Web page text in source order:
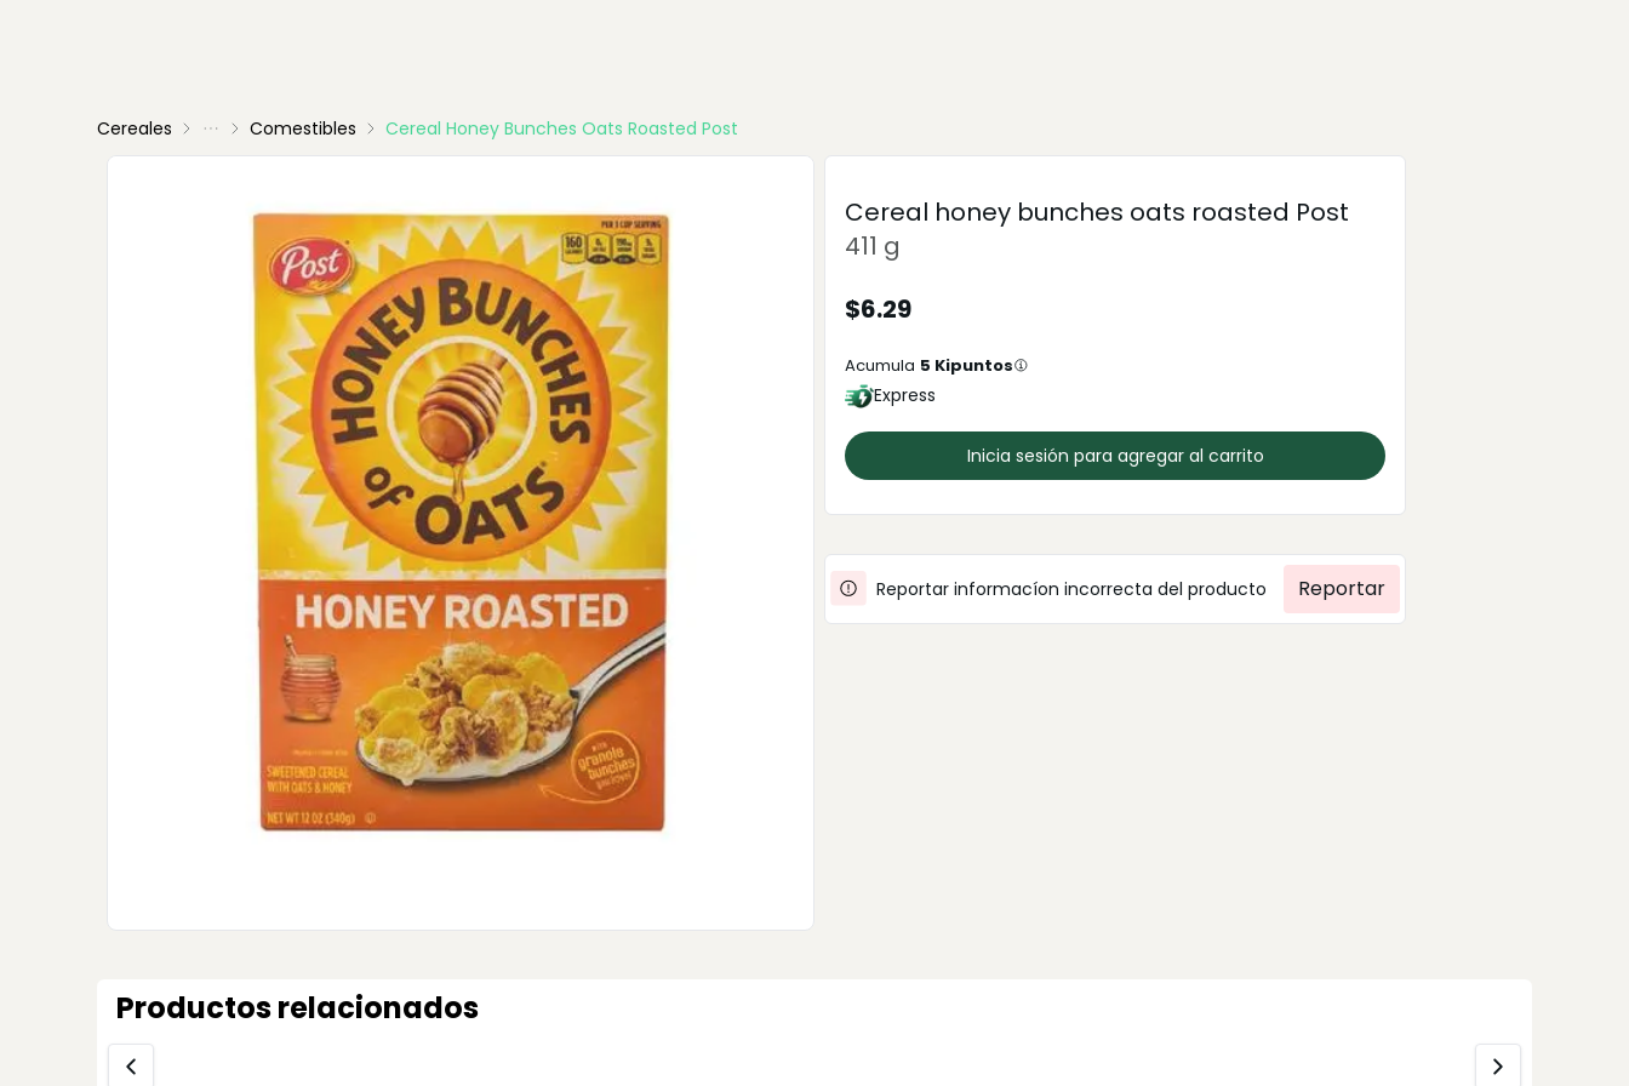
Cereales Comestibles Cereal Honey Bunches Oats Roasted Post
Cereal honey bunches oats roasted Post
411 g
$6.29
Acumula 5 Kipuntos
Express
Inicia sesión para agregar al carrito
Reportar informacíon incorrecta del producto Reportar
Productos relacionados